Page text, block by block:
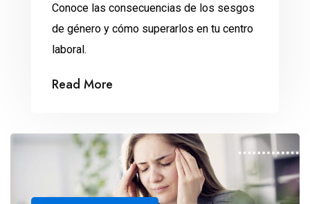
Conoce las consecuencias de los sesgos
de género y cómo superarlos en tu centro
laboral.
Read More